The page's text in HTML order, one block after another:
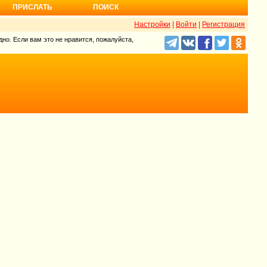
ПРИСЛАТЬ ПОИСК
Настройки Войти Регистрация
Если вам это не нравится, пожалуйста,